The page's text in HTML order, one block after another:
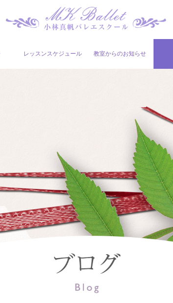
レッスンスケジュール 教室からのお知らせ